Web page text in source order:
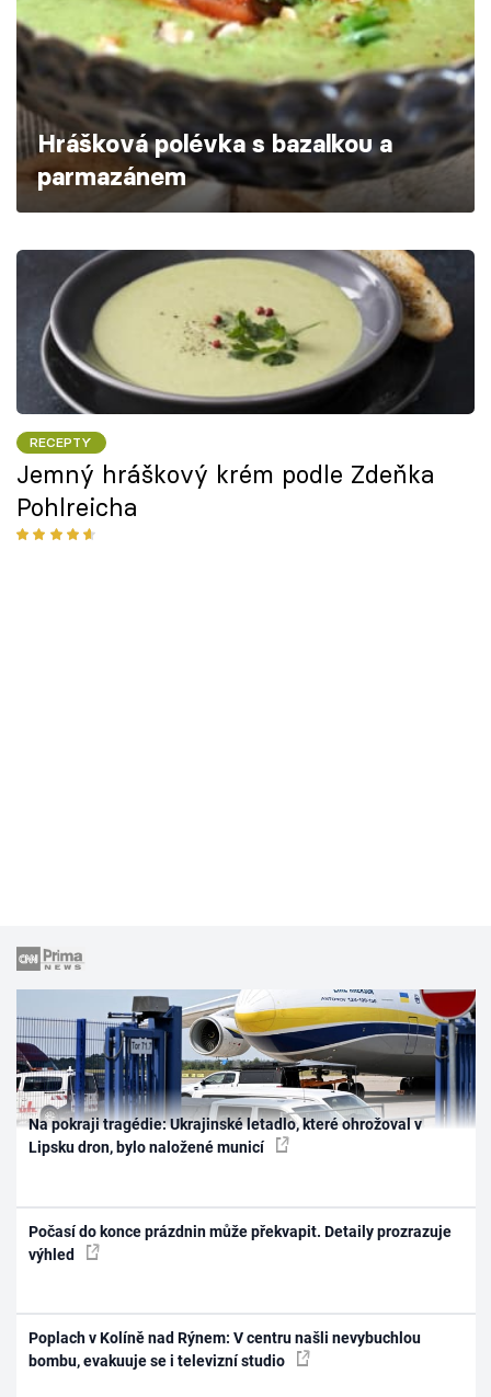
Škola vaření
Recepty z TV
Speciál: Cuketa
Těhotnej kuchař
Přihlášení
Sledujte nás
Hrášková polévka s bazalkou a
parmazánem
RECEPTY
Jemný hráškový krém podle Zdeňka
Pohlreicha
Na pokraji tragédie: Ukrajinské letadlo, které ohrožoval v
Lipsku dron, bylo naložené municí
Počasí do konce prázdnin může překvapit. Detaily prozrazuje
výhled
Poplach v Kolíně nad Rýnem: V centru našli nevybuchlou
bombu, evakuuje se i televizní studio